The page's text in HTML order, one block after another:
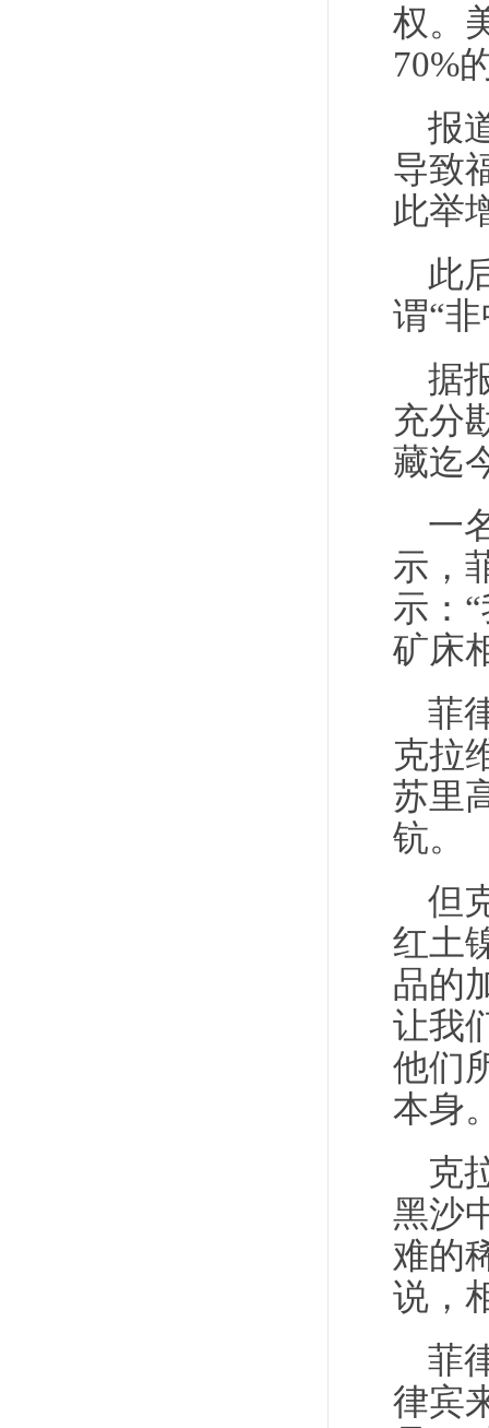
权。
70%
报
导致
此举
此
谓“
据
充分
藏迄
一
示，
示：
矿床
菲
克拉
苏里
钪。
但
红土
品的
让我
他们
本身
克
黑沙
难的
说，
菲
律宾